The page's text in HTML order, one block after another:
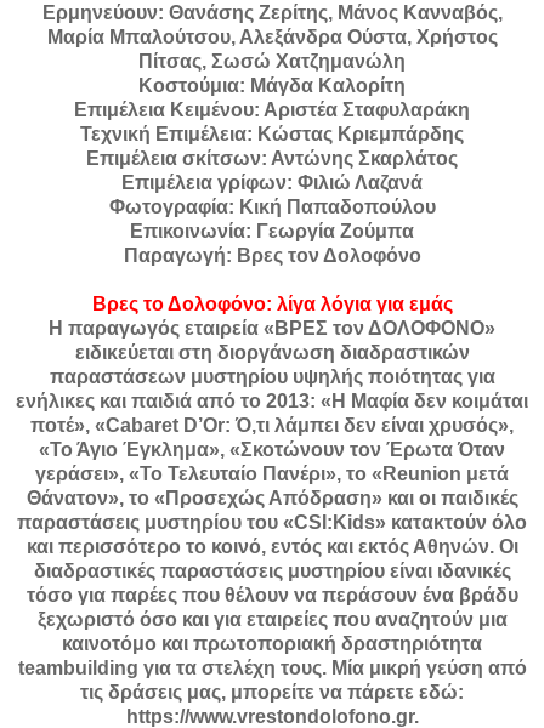
Ερμηνεύουν: Θανάσης Ζερίτης, Μάνος Κανναβός,
Μαρία Μπαλούτσου, Αλεξάνδρα Ούστα, Χρήστος
Πίτσας, Σωσώ Χατζημανώλη
Κοστούμια: Μάγδα Καλορίτη
Επιμέλεια Κειμένου: Αριστέα Σταφυλαράκη
Τεχνική Επιμέλεια: Κώστας Κριεμπάρδης
Επιμέλεια σκίτσων: Αντώνης Σκαρλάτος
Επιμέλεια γρίφων: Φιλιώ Λαζανά
Φωτογραφία: Κική Παπαδοπούλου
Επικοινωνία: Γεωργία Ζούμπα
Παραγωγή: Βρες τον Δολοφόνο
Βρες το Δολοφόνο: λίγα λόγια για εμάς
Η παραγωγός εταιρεία «ΒΡΕΣ τον ΔΟΛΟΦΟΝΟ»
ειδικεύεται στη διοργάνωση διαδραστικών
παραστάσεων μυστηρίου υψηλής ποιότητας για
ενήλικες και παιδιά από το 2013: «Η Μαφία δεν κοιμάται
ποτέ», «Cabaret D’Or: Ό,τι λάμπει δεν είναι χρυσός»,
«Το Άγιο Έγκλημα», «Σκοτώνουν τον Έρωτα Όταν
γεράσει», «Το Τελευταίο Πανέρι», το «Reunion μετά
Θάνατον», το «Προσεχώς Απόδραση» και οι παιδικές
παραστάσεις μυστηρίου του «CSI:Kids» κατακτούν όλο
και περισσότερο το κοινό, εντός και εκτός Αθηνών. Οι
διαδραστικές παραστάσεις μυστηρίου είναι ιδανικές
τόσο για παρέες που θέλουν να περάσουν ένα βράδυ
ξεχωριστό όσο και για εταιρείες που αναζητούν μια
καινοτόμο και πρωτοποριακή δραστηριότητα
teambuilding για τα στελέχη τους. Mία μικρή γεύση από
τις δράσεις μας, μπορείτε να πάρετε εδώ:
https://www.vrestondolofono.gr.